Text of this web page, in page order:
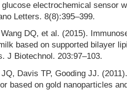
electrochemical sensor
Letters. 8(8):395–399.
DQ, et al. (2015).
based on supported bilayer
J Biotechnol. 203:97–103.
Davis TP, Gooding JJ.
based on gold nanoparticles